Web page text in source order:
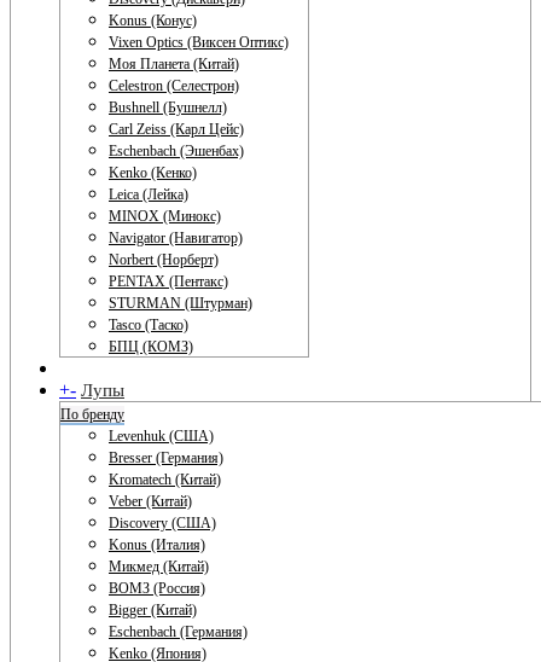
Konus (Конус)
Vixen Optics (Виксен Оптикс)
Моя Планета (Китай)
Celestron (Селестрон)
Bushnell (Бушнелл)
Carl Zeiss (Карл Цейс)
Eschenbach (Эшенбах)
Kenko (Кенко)
Leica (Лейка)
MINOX (Минокс)
Navigator (Навигатор)
Norbert (Норберт)
PENTAX (Пентакс)
STURMAN (Штурман)
Tasco (Таско)
БПЦ (КОМЗ)
+- Лупы
По бренду
Levenhuk (США)
Bresser (Германия)
Kromatech (Китай)
Veber (Китай)
Discovery (США)
Konus (Италия)
Микмед (Китай)
ВОМЗ (Россия)
Bigger (Китай)
Eschenbach (Германия)
Kenko (Япония)